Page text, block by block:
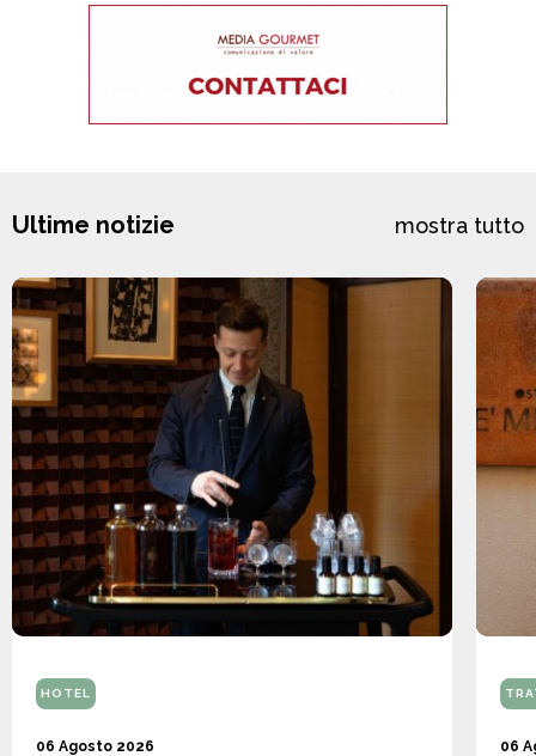
Ultime notizie mostra tutto
HOTEL
06 Agosto 2026 06